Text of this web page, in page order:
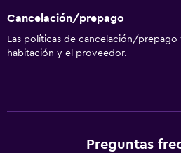
Cancelación/prepago
Las políticas de cancelación/prepago
habitación y el proveedor.
Preguntas